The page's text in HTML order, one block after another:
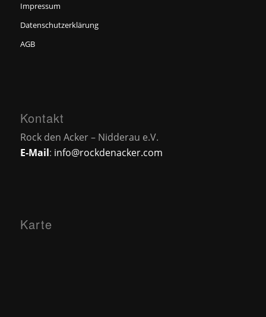
Impressum
Datenschutzerklärung
AGB
Kontakt
Rock den Acker – Nidderau e.V.
E-Mail: info@rockdenacker.com
Karte